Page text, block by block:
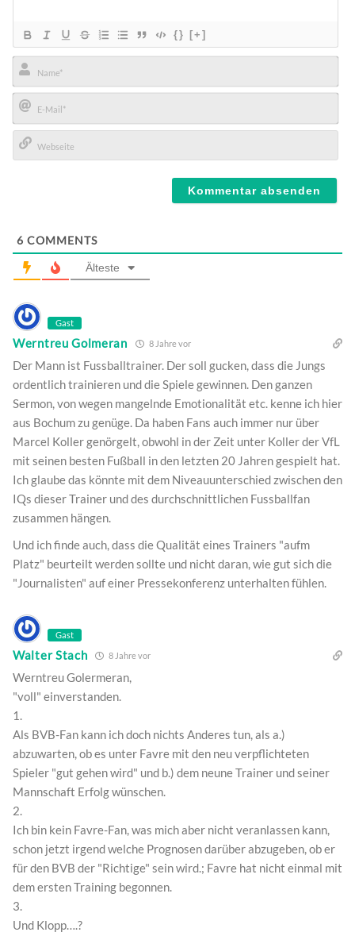
{} [+]
Name*
E-
Mail*
6 COMMENTS
Älteste
Gast
Werntreu Golmeran 8 Jahre vor
Der Mann ist Fussballtrainer. Der soll gucken, dass die Jungs
ordentlich trainieren und die Spiele gewinnen. Den ganzen
Sermon, von wegen mangelnde Emotionalität etc. kenne ich hier
aus Bochum zu genüge. Da haben Fans auch immer nur über
Marcel Koller genörgelt, obwohl in der Zeit unter Koller der VfL
mit seinen besten Fußball in den letzten 20 Jahren gespielt hat.
Ich glaube das könnte mit dem Niveauunterschied zwischen den
IQs dieser Trainer und des durchschnittlichen Fussballfan
zusammen hängen.
Und ich finde auch, dass die Qualität eines Trainers "aufm
Platz" beurteilt werden sollte und nicht daran, wie gut sich die
"Journalisten" auf einer Pressekonferenz unterhalten fühlen.
Gast
Walter Stach 8 Jahre vor
Werntreu Golermeran,
"voll" einverstanden.
1.
Als BVB-Fan kann ich doch nichts Anderes tun, als a.)
abzuwarten, ob es unter Favre mit den neu verpflichteten
Spieler "gut gehen wird" und b.) dem neune Trainer und seiner
Mannschaft Erfolg wünschen.
2.
Ich bin kein Favre-Fan, was mich aber nicht veranlassen kann,
schon jetzt irgend welche Prognosen darüber abzugeben, ob er
für den BVB der "Richtige" sein wird.; Favre hat nicht einmal mit
dem ersten Training begonnen.
3.
Und Klopp….?